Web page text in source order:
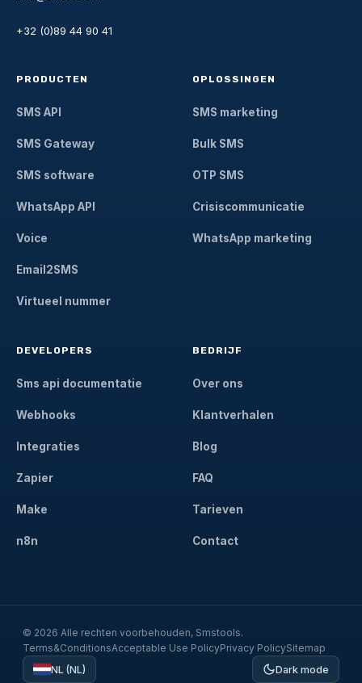
+32 (0)89 44 90 41
PRODUCTEN
SMS API
SMS Gateway
SMS software
WhatsApp API
Voice
Email2SMS
Virtueel nummer
OPLOSSINGEN
SMS marketing
Bulk SMS
OTP SMS
Crisiscommunicatie
WhatsApp marketing
DEVELOPERS
Sms api documentatie
Webhooks
Integraties
Zapier
Make
n8n
BEDRIJF
Over ons
Klantverhalen
Blog
FAQ
Tarieven
Contact
© 2026 Alle rechten voorbehouden, Smstools.
Terms&ConditionsAcceptable Use PolicyPrivacy PolicySitemap
NL (NL)
Dark mode